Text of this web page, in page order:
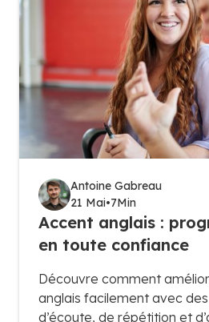
Antoine Gabreau
21 Mai•7Min
Accent anglais :
en toute confiance
Découvre comment
anglais facilement avec
d’écoute, de répétition et